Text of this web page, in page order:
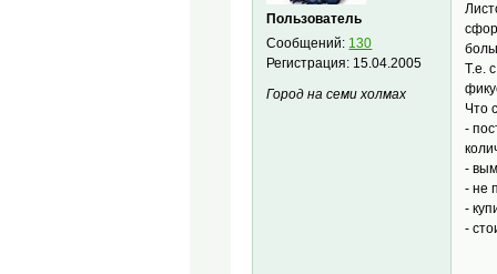
Пользователь
Сообщений: 130
Регистрация: 15.04.2005
Город на семи холмах
Т.е.
Что
-
-
- не
-
-